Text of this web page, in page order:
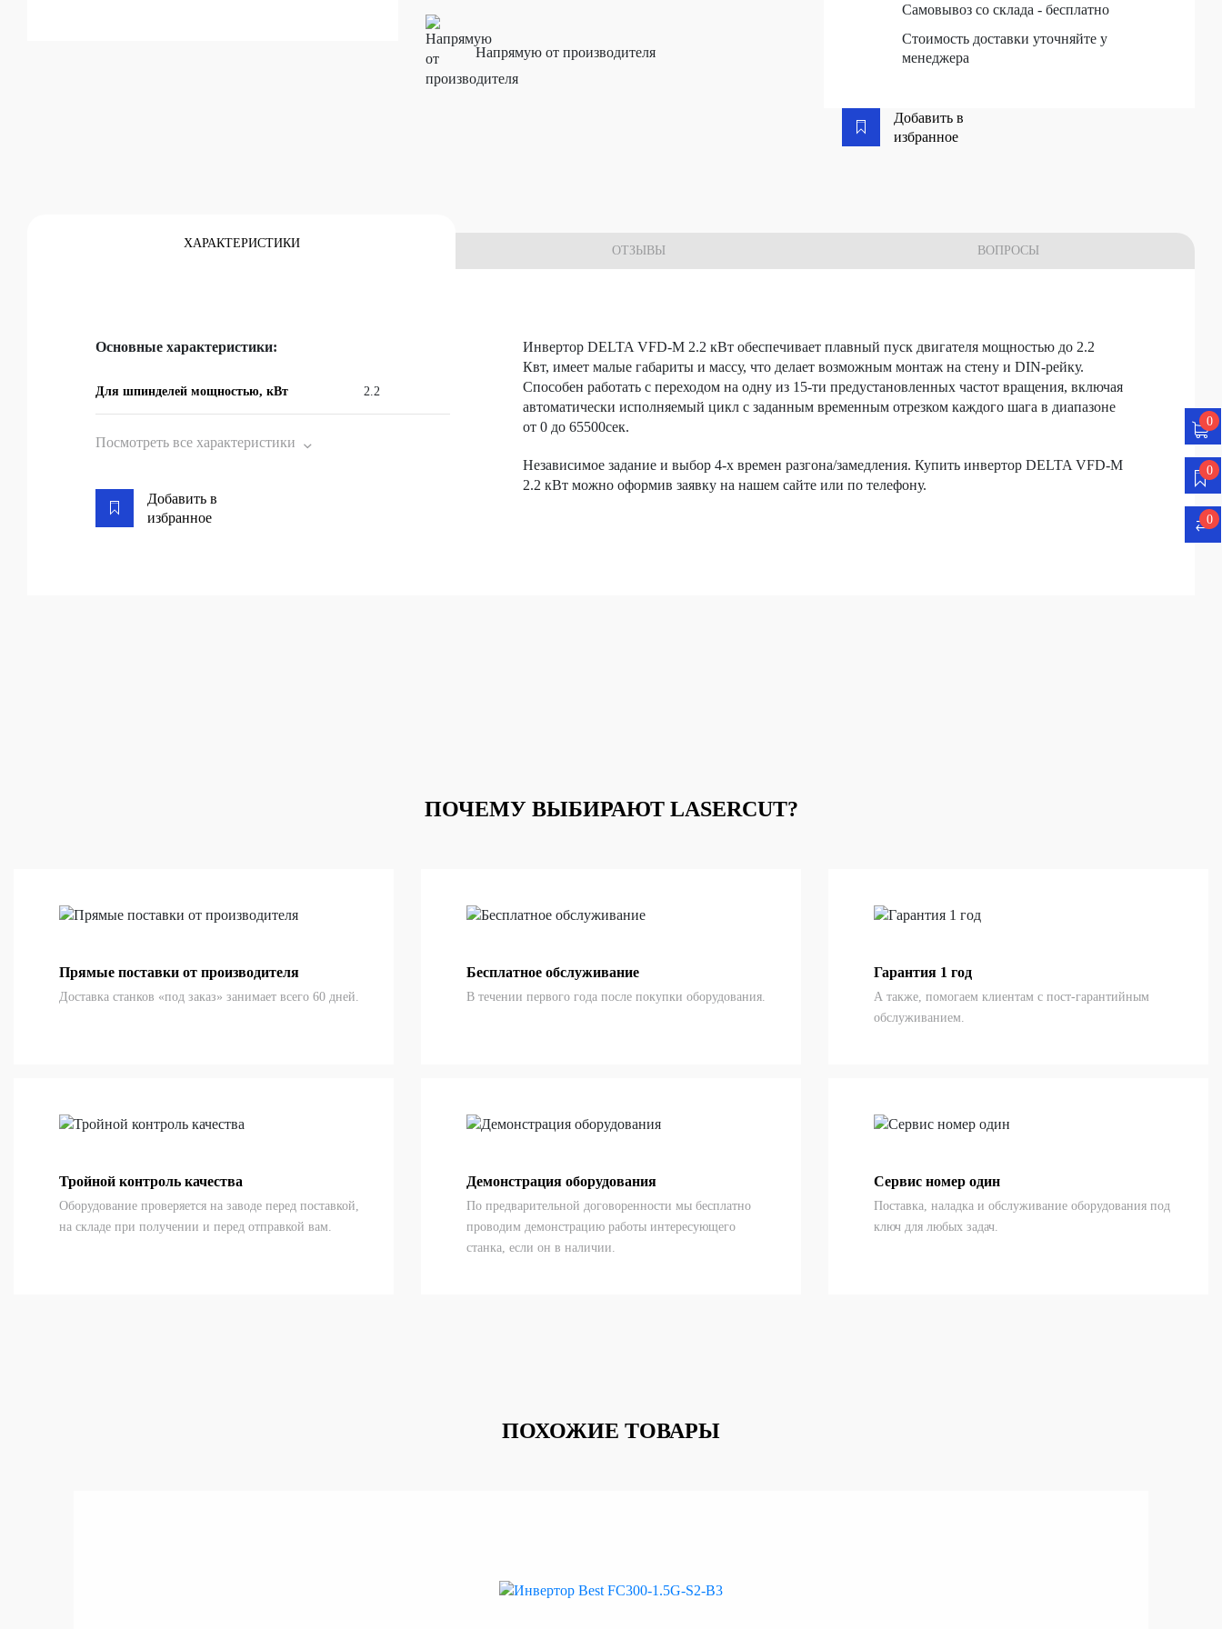
0
0
0
Каталог комплектующих
Напрямую от производителя
Самовывоз со склада - бесплатно
Стоимость доставки уточняйте у
менеджера
Добавить в
избранное
ХАРАКТЕРИСТИКИ
ОТЗЫВЫ ВОПРОСЫ
Основные характеристики:
Для шпинделей мощностью, кВт 2.2
Посмотреть все характеристики
Добавить в
избранное
Инвертор DELTA VFD-M 2.2 кВт обеспечивает плавный пуск двигателя мощностью до 2.2
Квт, имеет малые габариты и массу, что делает возможным монтаж на стену и DIN-рейку.
Способен работать с переходом на одну из 15-ти предустановленных частот вращения, включая
автоматически исполняемый цикл с заданным временным отрезком каждого шага в диапазоне
от 0 до 65500сек.
Независимое задание и выбор 4-х времен разгона/замедления. Купить инвертор DELTA VFD-M
2.2 кВт можно оформив заявку на нашем сайте или по телефону.
ПОЧЕМУ ВЫБИРАЮТ LASERCUT?
Прямые поставки от производителя
Доставка станков «под заказ» занимает всего 60 дней.
Бесплатное обслуживание
В течении первого года после покупки оборудования.
Гарантия 1 год
А также, помогаем клиентам с пост-гарантийным
обслуживанием.
Тройной контроль качества
Оборудование проверяется на заводе перед поставкой,
на складе при получении и перед отправкой вам.
Демонстрация оборудования
По предварительной договоренности мы бесплатно
проводим демонстрацию работы интересующего
станка, если он в наличии.
Сервис номер один
Поставка, наладка и обслуживание оборудования под
ключ для любых задач.
ПОХОЖИЕ ТОВАРЫ